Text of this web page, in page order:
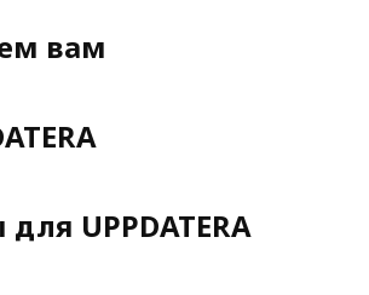
вам
UPPDATERA